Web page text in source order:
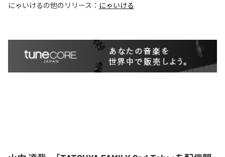
にゃいけるの他のリリース： にゃいける